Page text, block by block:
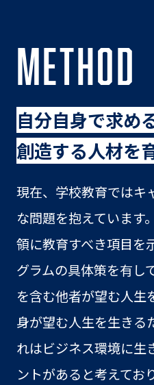
METHOD
自分自身で求め
創造する人材を
現在、学校教育ではキ
な問題を抱えています
領に教育すべき項目を
グラムの具体策を有し
を含む他者が望む人生
身が望む人生を生きる
れはビジネス環境に生
ントがあると考えてお